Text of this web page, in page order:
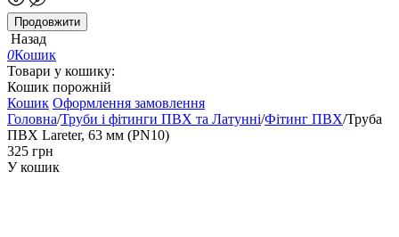
Продовжити
Назад
0Кошик
Товари у кошику:
Кошик порожній
Кошик Оформлення замовлення
Головна/Труби і фітинги ПВХ та Латунні/Фітинг ПВХ/Труба
ПВХ Lareter, 63 мм (PN10)
‍325‍ грн
У кошик